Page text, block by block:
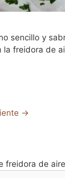
sencillo y
la freidora de
→
freidora de aire